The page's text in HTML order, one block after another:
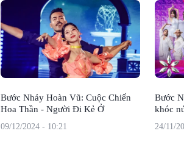
Bước Nhảy Hoàn Vũ: Cuộc Chiến
Hoa Thần - Người Đi Kẻ Ở
09/12/2024 - 10:21
Bước
khóc
24/11/